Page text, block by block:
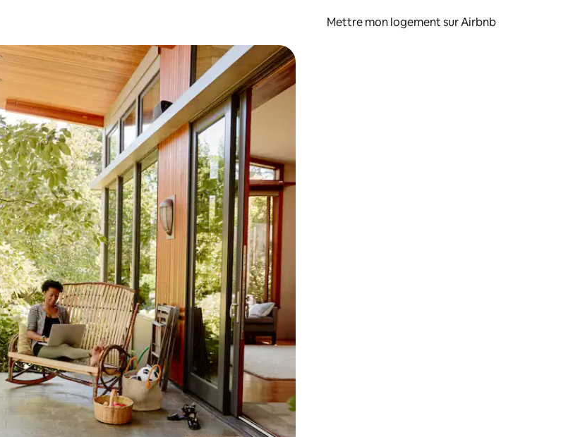
Mettre mon logement sur Airbnb
le bas pour les parcourir ou en appuyant et en faisant glisser.